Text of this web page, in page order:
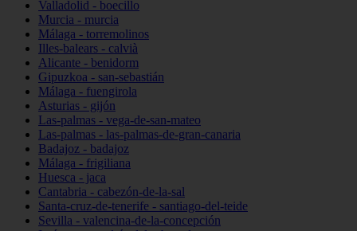
Valladolid - boecillo
Murcia - murcia
Málaga - torremolinos
Illes-balears - calvià
Alicante - benidorm
Gipuzkoa - san-sebastián
Málaga - fuengirola
Asturias - gijón
Las-palmas - vega-de-san-mateo
Las-palmas - las-palmas-de-gran-canaria
Badajoz - badajoz
Málaga - frigiliana
Huesca - jaca
Cantabria - cabezón-de-la-sal
Santa-cruz-de-tenerife - santiago-del-teide
Sevilla - valencina-de-la-concepción